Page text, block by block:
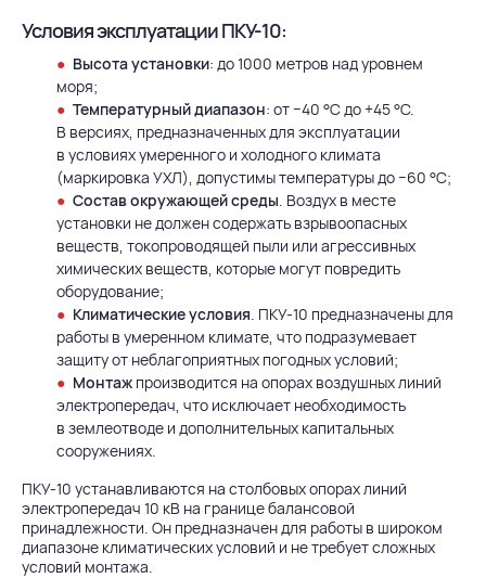
Условия эксплуатации ПКУ-10:
Высота установки: до 1000 метров над уровнем
моря;
Температурный диапазон: от −40 °C до +45 °C.
В версиях, предназначенных для эксплуатации
в условиях умеренного и холодного климата
(маркировка УХЛ), допустимы температуры до −60 °C;
Состав окружающей среды. Воздух в месте
установки не должен содержать взрывоопасных
веществ, токопроводящей пыли или агрессивных
химических веществ, которые могут повредить
оборудование;
Климатические условия. ПКУ-10 предназначены для
работы в умеренном климате, что подразумевает
защиту от неблагоприятных погодных условий;
Монтаж производится на опорах воздушных линий
электропередач, что исключает необходимость
в землеотводе и дополнительных капитальных
сооружениях.
ПКУ-10 устанавливаются на столбовых опорах линий
электропередач 10 кВ на границе балансовой
принадлежности. Он предназначен для работы в широком
диапазоне климатических условий и не требует сложных
условий монтажа.